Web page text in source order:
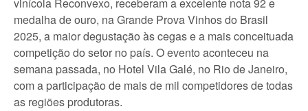
vinícola Reconvexo, receberam a excelente nota 92 e
medalha de ouro, na Grande Prova Vinhos do Brasil
2025, a maior degustação às cegas e a mais conceituada
competição do setor no país. O evento aconteceu na
semana passada, no Hotel Vila Galé, no Rio de Janeiro,
com a participação de mais de mil competidores de todas
as regiões produtoras.